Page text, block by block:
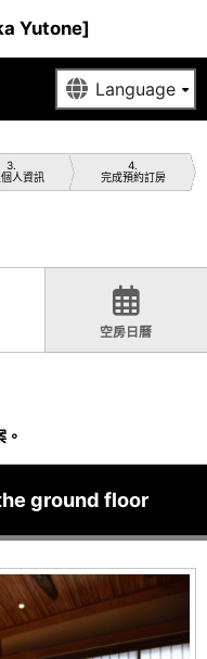
Yutone]
3
人資訊
4
完成預約訂房
空房日曆
ground floor